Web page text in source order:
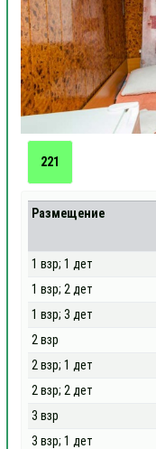
221
Размещение
1 взр; 1 дет
1 взр; 2 дет
1 взр; 3 дет
2 взр
2 взр; 1 дет
2 взр; 2 дет
3 взр
3 взр; 1 дет